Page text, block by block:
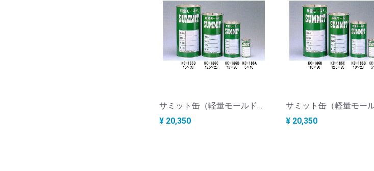
サミット缶（軽量モールドサミット） φ5×10cm 1ケース60本 KC-186A
¥ 20,350
¥ 20,350